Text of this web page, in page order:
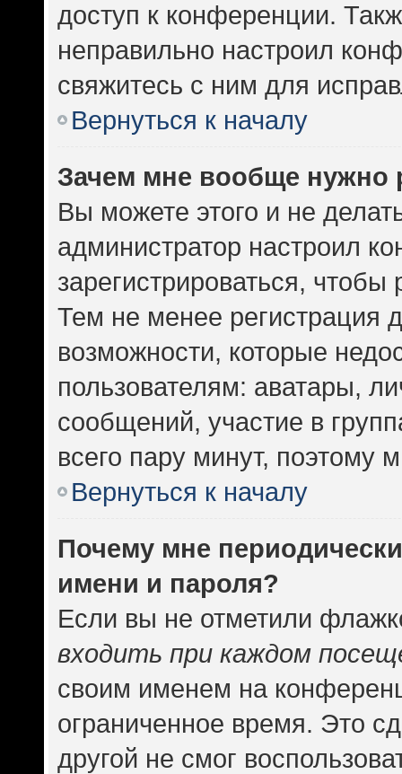
доступ к конференции.
неправильно настроил
свяжитесь с ним для
Вернуться к началу
Зачем мне вообще нужно
Вы можете этого и не
администратор настроил
зарегистрироваться,
Тем не менее регистрация
возможности, которые
пользователям: аватары,
сообщений, участие в
всего пару минут, поэтому
Вернуться к началу
Почему мне
имени и пароля?
Если вы не отметили
входить при каждом
своим именем на
ограниченное время. Это
другой не смог